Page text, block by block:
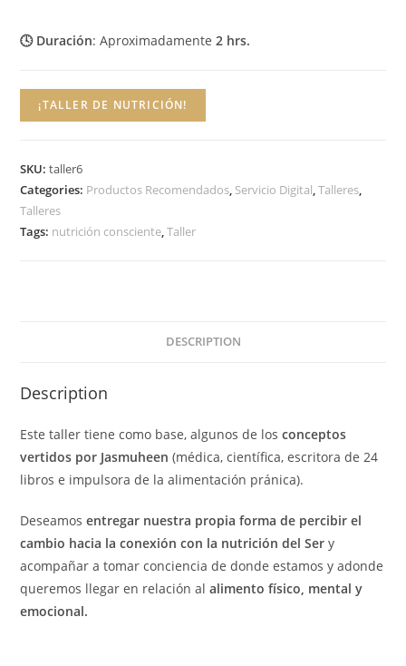
🕓 Duración: Aproximadamente2 hrs.
¡TALLER DE NUTRICIÓN!
SKU:taller6
Categories: Productos Recomendados, Servicio Digital,Talleres,
Talleres
Tags: nutrición consciente,Taller
DESCRIPTION
Description
Este taller tiene como base, algunos de losconceptos
vertidos por Jasmuheen (médica, científica, escritora de 24
libros e impulsora de la alimentación pránica).
Deseamosentregar nuestra propia forma de percibir el
cambio hacia la conexión con la nutrición del Ser y
acompañar a tomar conciencia de donde estamos y adonde
queremos llegar en relación alalimento físico, mental y
emocional.